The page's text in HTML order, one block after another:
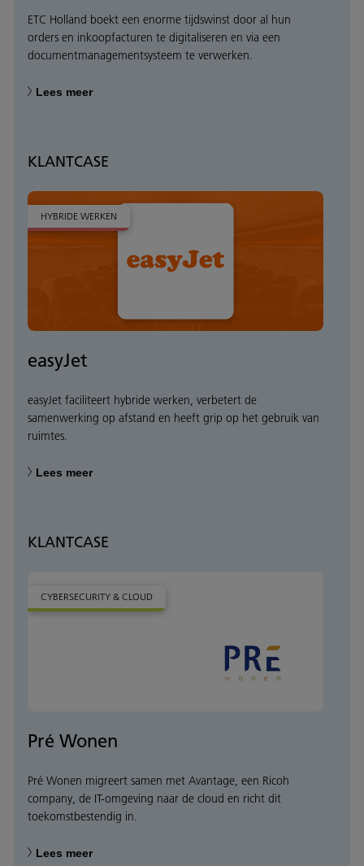
ETC Holland boekt een enorme tijdswinst door al hun
orders en inkoopfacturen te digitaliseren en via een
documentmanagementsysteem te verwerken.
Lees meer
KLANTCASE
HYBRIDE WERKEN
easyJet
easyJet faciliteert hybride werken, verbetert de
samenwerking op afstand en heeft grip op het gebruik van
ruimtes.
Lees meer
KLANTCASE
CYBERSECURITY & CLOUD
Pré Wonen
Pré Wonen migreert samen met Avantage, een Ricoh
company, de IT-omgeving naar de cloud en richt dit
toekomstbestendig in.
Lees meer